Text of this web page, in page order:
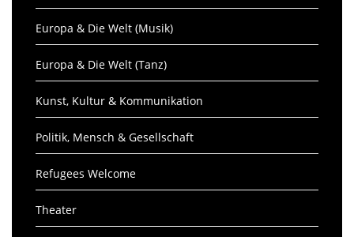
Europa & Die Welt (Musik)
Europa & Die Welt (Tanz)
Kunst, Kultur & Kommunikation
Politik, Mensch & Gesellschaft
Refugees Welcome
Theater